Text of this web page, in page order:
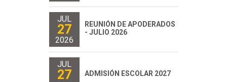
JUL
27
2026
REUNIÓN DE APODERADOS
- JULIO 2026
JUL
27 ADMISIÓN ESCOLAR 2027